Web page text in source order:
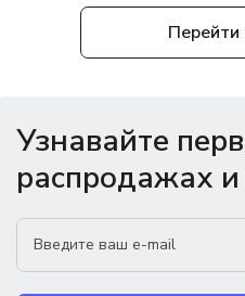
Перейти
Узнавайте
распродажах